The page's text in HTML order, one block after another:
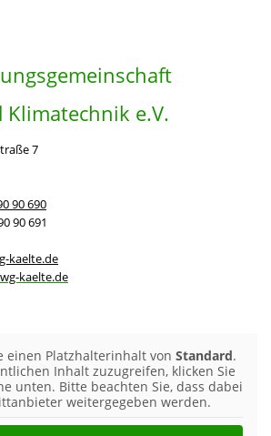
Klimatechnik e.V.
7
90 690
90 691
kaelte.de
kaelte.de
einen Platzhalterinhalt von Standard.
Inhalt zuzugreifen, klicken Sie
unten. Bitte beachten Sie, dass dabei
weitergegeben werden.